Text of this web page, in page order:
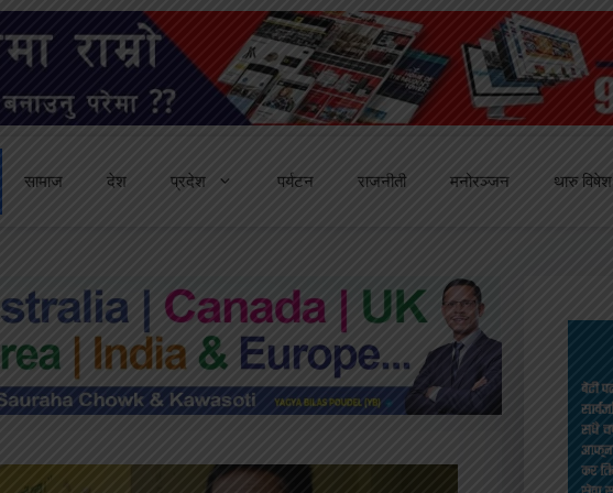
सामाज देश प्रदेश पर्यटन राजनीती मनोरञ्जन थारु विषेश